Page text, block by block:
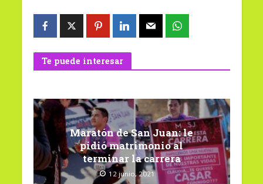
Te puede interesar
Maratón de San Juan: le
pidió matrimonio al
terminar la carrera
12 junio, 2021